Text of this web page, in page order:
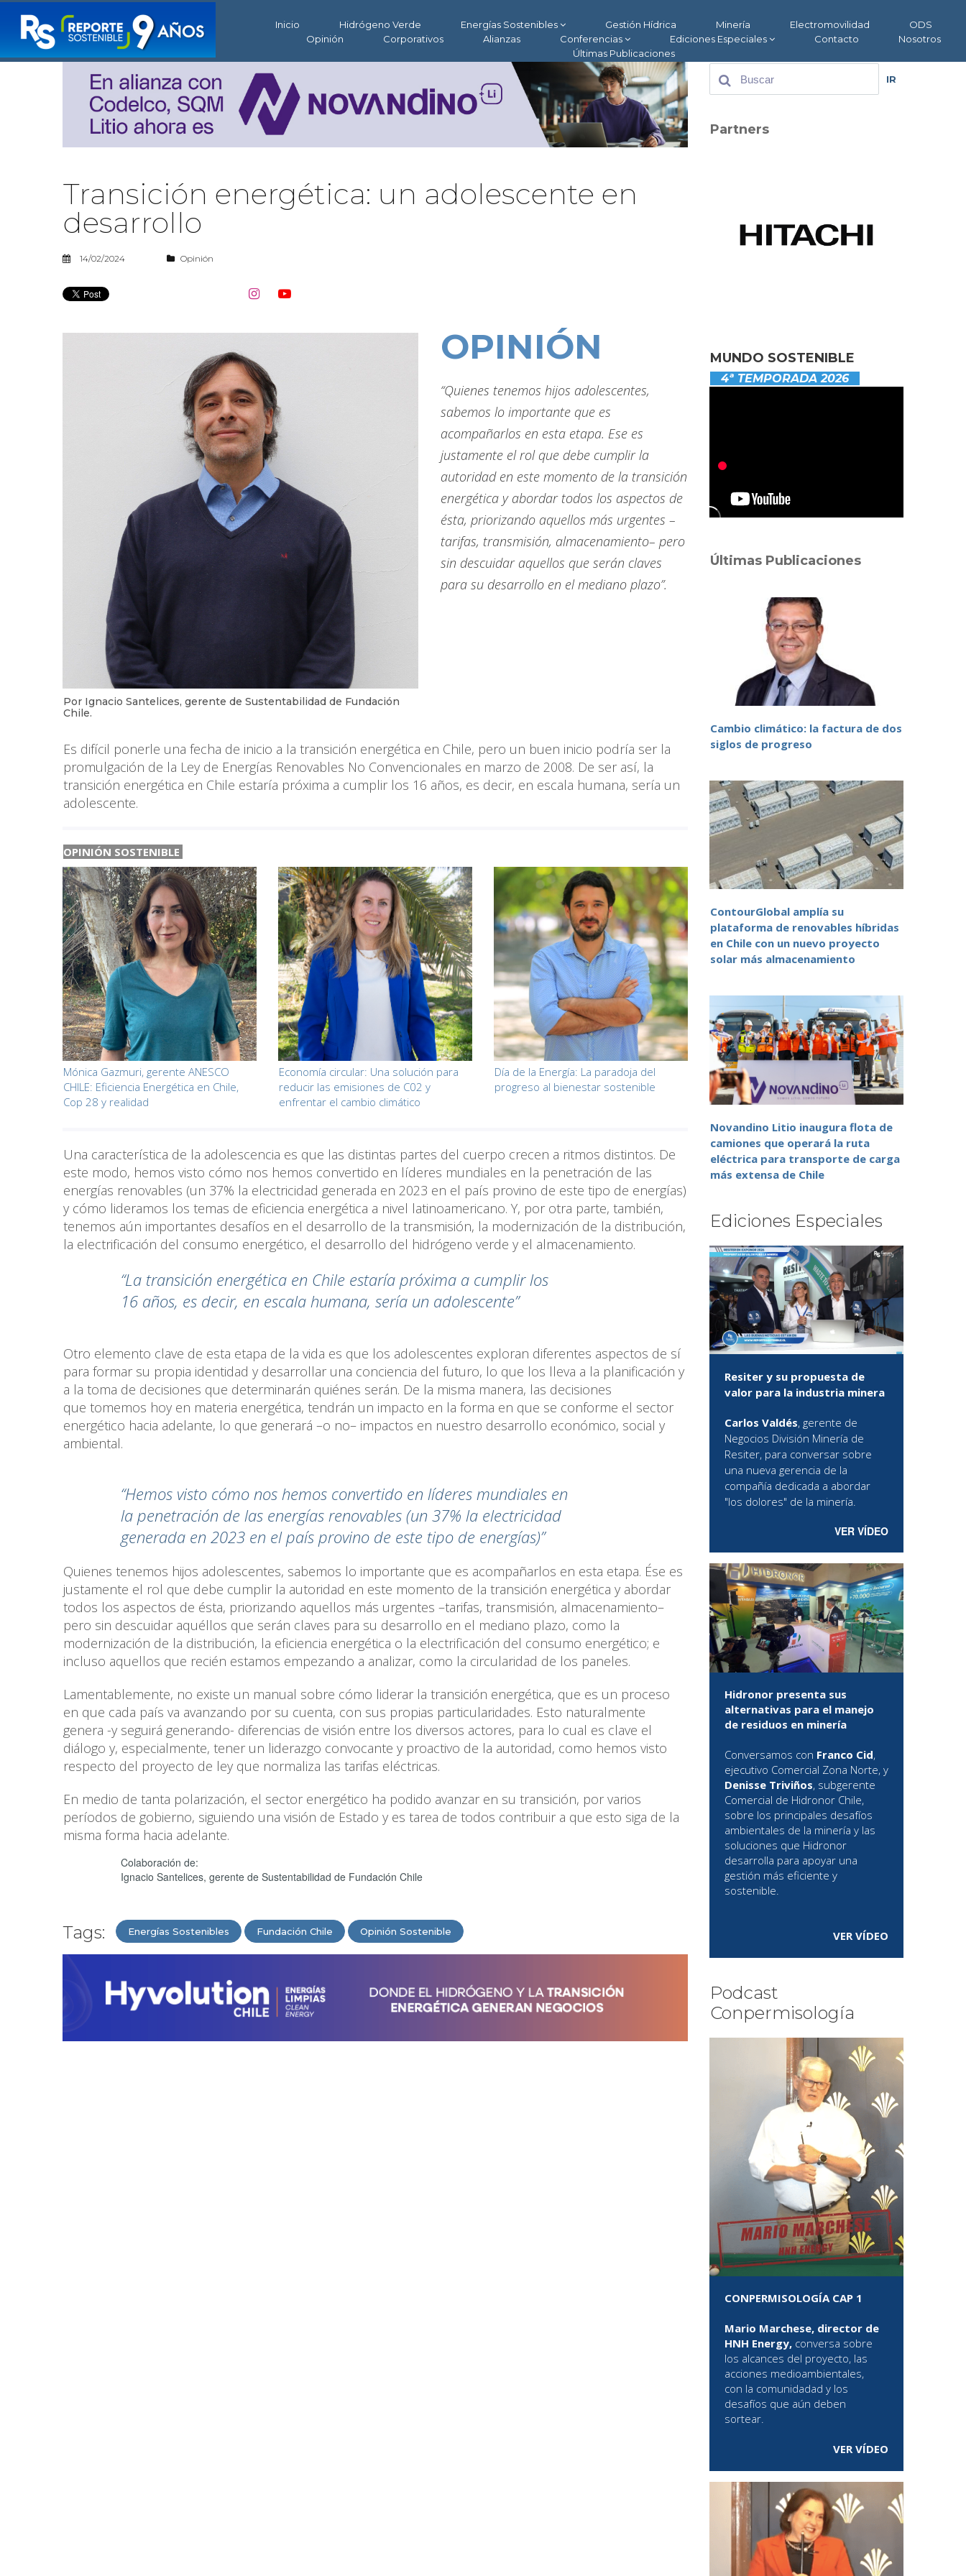
Inicio Hidrógeno Verde Energías Sostenibles Gestión Hídrica Minería Electromovilidad
ODS
Opinión
Corporativos Alianzas Conferencias Ediciones Especiales Contacto
Nosotros
Últimas Publicaciones
Transición energética: un adolescente en
desarrollo
14/02/2024 Opinión
 
Por Ignacio Santelices, gerente de Sustentabilidad de Fundación
Chile.
OPINIÓN
“Quienes tenemos hijos adolescentes,
sabemos lo importante que es
acompañarlos en esta etapa. Ese es
justamente el rol que debe cumplir la
autoridad en este momento de la transición
energética y abordar todos los aspectos de
ésta, priorizando aquellos más urgentes –
tarifas, transmisión, almacenamiento– pero
sin descuidar aquellos que serán claves
para su desarrollo en el mediano plazo”.
Es difícil ponerle una fecha de inicio a la transición energética en Chile, pero un buen inicio podría ser la
promulgación de la Ley de Energías Renovables No Convencionales en marzo de 2008. De ser así, la
transición energética en Chile estaría próxima a cumplir los 16 años, es decir, en escala humana, sería un
adolescente.
OPINIÓN SOSTENIBLE
Mónica Gazmuri, gerente ANESCO
CHILE: Eficiencia Energética en Chile,
Cop 28 y realidad
Economía circular: Una solución para
reducir las emisiones de C02 y
enfrentar el cambio climático
Día de la Energía: La paradoja del
progreso al bienestar sostenible
Una característica de la adolescencia es que las distintas partes del cuerpo crecen a ritmos distintos. De
este modo, hemos visto cómo nos hemos convertido en líderes mundiales en la penetración de las
energías renovables (un 37% la electricidad generada en 2023 en el país provino de este tipo de energías)
y cómo lideramos los temas de eficiencia energética a nivel latinoamericano. Y, por otra parte, también,
tenemos aún importantes desafíos en el desarrollo de la transmisión, la modernización de la distribución,
la electrificación del consumo energético, el desarrollo del hidrógeno verde y el almacenamiento.
“La transición energética en Chile estaría próxima a cumplir los
16 años, es decir, en escala humana, sería un adolescente”
Otro elemento clave de esta etapa de la vida es que los adolescentes exploran diferentes aspectos de sí
para formar su propia identidad y desarrollar una conciencia del futuro, lo que los lleva a la planificación y
a la toma de decisiones que determinarán quiénes serán. De la misma manera, las decisiones
que tomemos hoy en materia energética, tendrán un impacto en la forma en que se conforme el sector
energético hacia adelante, lo que generará –o no– impactos en nuestro desarrollo económico, social y
ambiental.
“Hemos visto cómo nos hemos convertido en líderes mundiales en
la penetración de las energías renovables (un 37% la electricidad
generada en 2023 en el país provino de este tipo de energías)”
Quienes tenemos hijos adolescentes, sabemos lo importante que es acompañarlos en esta etapa. Ése es
justamente el rol que debe cumplir la autoridad en este momento de la transición energética y abordar
todos los aspectos de ésta, priorizando aquellos más urgentes –tarifas, transmisión, almacenamiento–
pero sin descuidar aquéllos que serán claves para su desarrollo en el mediano plazo, como la
modernización de la distribución, la eficiencia energética o la electrificación del consumo energético; e
incluso aquellos que recién estamos empezando a analizar, como la circularidad de los paneles.
Lamentablemente, no existe un manual sobre cómo liderar la transición energética, que es un proceso
en que cada país va avanzando por su cuenta, con sus propias particularidades. Esto naturalmente
genera -y seguirá generando- diferencias de visión entre los diversos actores, para lo cual es clave el
diálogo y, especialmente, tener un liderazgo convocante y proactivo de la autoridad, como hemos visto
respecto del proyecto de ley que normaliza las tarifas eléctricas.
En medio de tanta polarización, el sector energético ha podido avanzar en su transición, por varios
períodos de gobierno, siguiendo una visión de Estado y es tarea de todos contribuir a que esto siga de la
misma forma hacia adelante.
Colaboración de:
Ignacio Santelices, gerente de Sustentabilidad de Fundación Chile
Tags: Energías Sostenibles Fundación Chile Opinión Sostenible
IR
Partners
MUNDO SOSTENIBLE
4ª TEMPORADA 2026
Últimas Publicaciones
Cambio climático: la factura de dos
siglos de progreso
ContourGlobal amplía su
plataforma de renovables híbridas
en Chile con un nuevo proyecto
solar más almacenamiento
Novandino Litio inaugura flota de
camiones que operará la ruta
eléctrica para transporte de carga
más extensa de Chile
Ediciones Especiales
Resiter y su propuesta de
valor para la industria minera
Carlos Valdés, gerente de
Negocios División Minería de
Resiter, para conversar sobre
una nueva gerencia de la
compañía dedicada a abordar
"los dolores" de la minería.
VER VÍDEO
Hidronor presenta sus
alternativas para el manejo
de residuos en minería
Conversamos con Franco Cid,
ejecutivo Comercial Zona Norte, y
Denisse Triviños, subgerente
Comercial de Hidronor Chile,
sobre los principales desafíos
ambientales de la minería y las
soluciones que Hidronor
desarrolla para apoyar una
gestión más eficiente y
sostenible.
VER VÍDEO
Podcast
Conpermisología
CONPERMISOLOGÍA CAP 1
Mario Marchese, director de
HNH Energy, conversa sobre
los alcances del proyecto, las
acciones medioambientales,
con la comunidadad y los
desafíos que aún deben
sortear.
VER VÍDEO